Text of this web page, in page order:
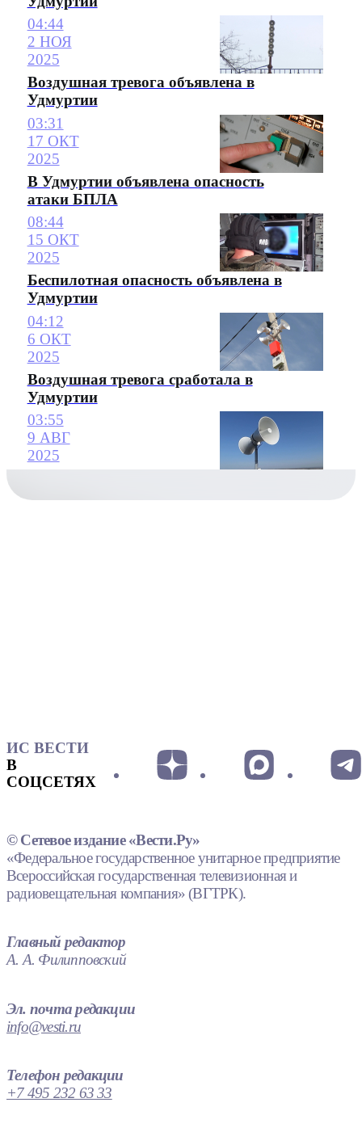
04:44
2 НОЯ
2025
Воздушная тревога объявлена в
Удмуртии
03:31
17 ОКТ
2025
В Удмуртии объявлена опасность
атаки БПЛА
08:44
15 ОКТ
2025
Беспилотная опасность объявлена в
Удмуртии
04:12
6 ОКТ
2025
Воздушная тревога сработала в
Удмуртии
03:55
9 АВГ
2025
ИС ВЕСТИ
В
СОЦСЕТЯХ
© Сетевое издание «Вести.Ру»
«Федеральное государственное унитарное предприятие
Всероссийская государственная телевизионная и
радиовещательная компания» (ВГТРК).
Главный редактор
А. А. Филипповский
Эл. почта редакции
info@vesti.ru
Телефон редакции
+7 495 232 63 33